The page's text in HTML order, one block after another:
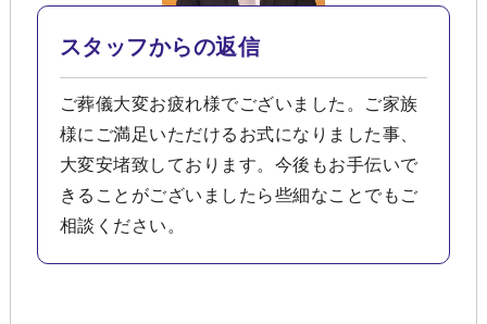
スタッフからの返信
ご葬儀大変お疲れ様でございました。ご家族
様にご満足いただけるお式になりました事、
大変安堵致しております。今後もお手伝いで
きることがございましたら些細なことでもご
相談ください。